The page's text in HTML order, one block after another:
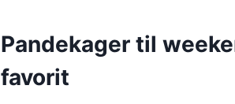
Pandekager til
favorit